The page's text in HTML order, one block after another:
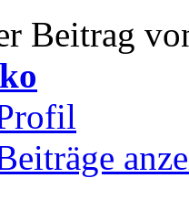
Beitrag